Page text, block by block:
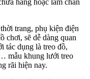
trang, phụ kiện điện
chơi, sẽ dễ dàng quan
tác dụng là treo đồ,
mẫu khung lưới treo
rãi hiện nay.